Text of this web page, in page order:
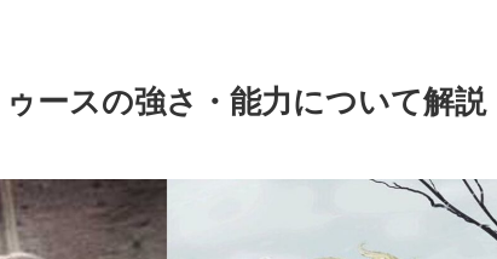
ゥースの強さ・能力について解